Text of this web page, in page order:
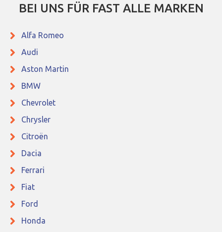
BEI UNS FÜR FAST ALLE MARKEN
Alfa Romeo
Audi
Aston Martin
BMW
Chevrolet
Chrysler
Citroën
Dacia
Ferrari
Fiat
Ford
Honda